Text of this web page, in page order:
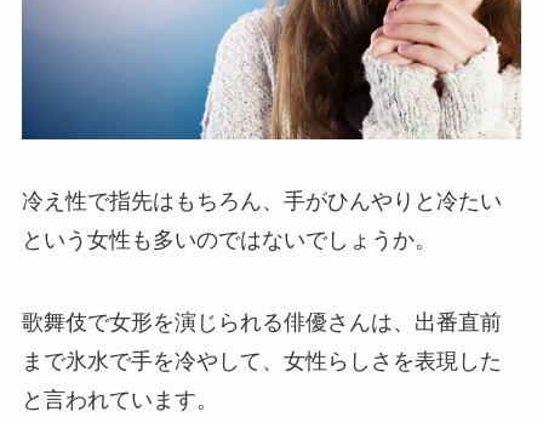
冷え性で指先はもちろん、手がひんやりと冷たい
という女性も多いのではないでしょうか。
歌舞伎で女形を演じられる俳優さんは、出番直前
まで氷水で手を冷やして、女性らしさを表現した
と言われています。